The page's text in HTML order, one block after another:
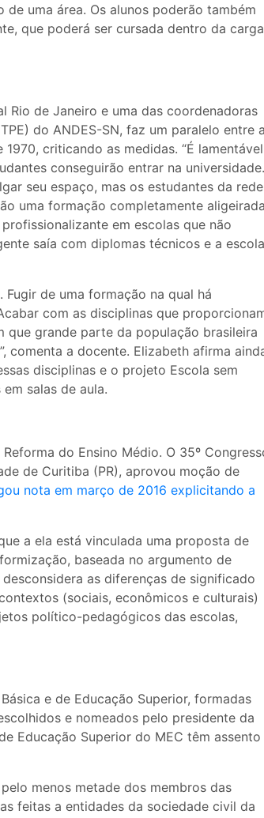
uma área. Os alunos poderão também
que poderá ser cursada dentro da carga
Rio de Janeiro e uma das coordenadoras
do ANDES-SN, faz um paralelo entre a
criticando as medidas. “É
conseguirão entrar na universidade.
seu espaço, mas os estudantes da rede
uma formação completamente
em escolas que não
saía com diplomas técnicos e a escola
Fugir de uma formação na qual há
com as disciplinas que
que grande parte da população brasileira
comenta a docente. Elizabeth afirma
disciplinas e o projeto Escola sem
salas de aula.
do Ensino Médio. O 35º
de Curitiba (PR), aprovou moção de
nota em março de 2016 explicitando a
a ela está vinculada uma proposta de
baseada no argumento de
as diferenças de significado
(sociais, econômicos e culturais)
político-pedagógicos das escolas,
e de Educação Superior, formadas
e nomeados pelo presidente da
Educação Superior do MEC têm assento
menos metade dos membros das
feitas a entidades da sociedade civil da